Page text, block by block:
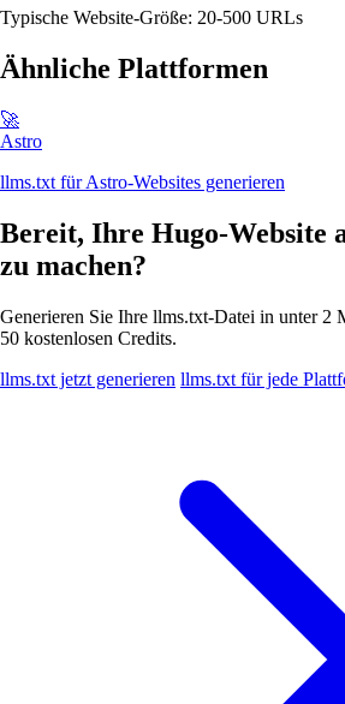
Typische Website-Größe: 20-500 URLs
Ähnliche Plattformen
🚀
Astro
llms.txt für Astro-Websites generieren
Bereit, Ihre Hugo-Website
zu machen?
Generieren Sie Ihre llms.txt-Datei in unter 2
50 kostenlosen Credits.
llms.txt jetzt generieren llms.txt für jede